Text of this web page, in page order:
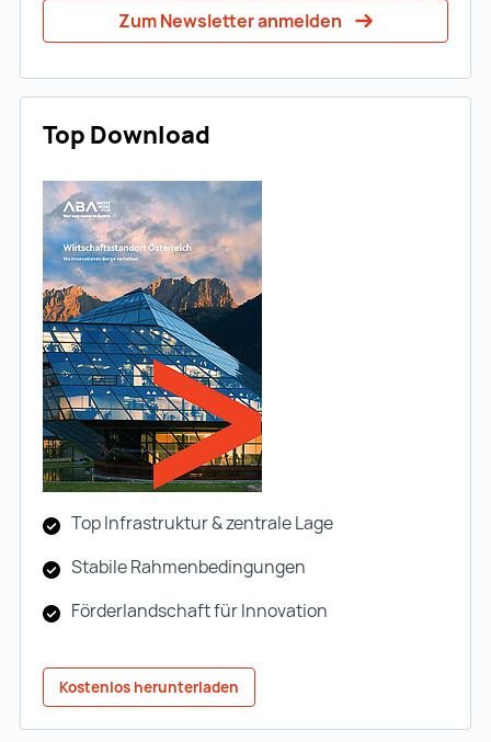
Zum Newsletter anmelden
Top Download
Top Infrastruktur & zentrale Lage
Stabile Rahmenbedingungen
Förderlandschaft für Innovation
Kostenlos herunterladen